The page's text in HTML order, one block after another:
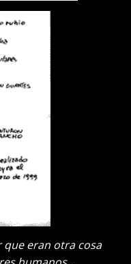
que eran otra cosa